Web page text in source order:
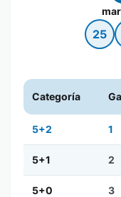
25
Categoría
5+2 1
5+1 2
5+0 3